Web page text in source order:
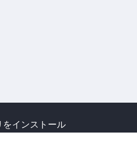
をインストール